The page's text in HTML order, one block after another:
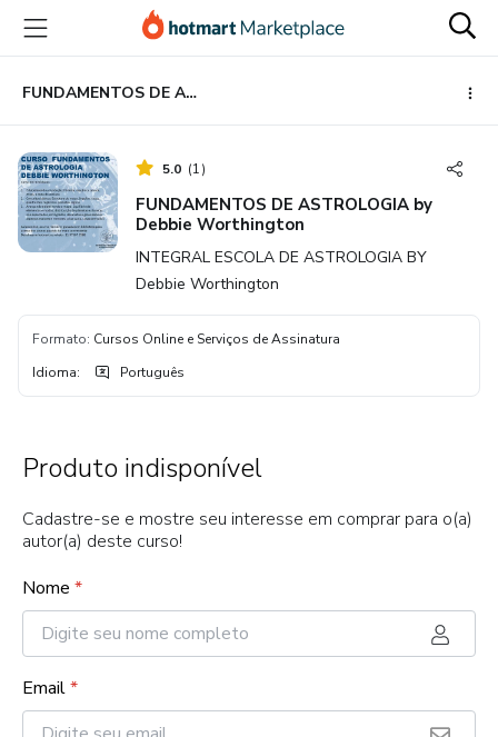
para
conteúdo
principal
para
pagamento
para
rodapé
FUNDAMENTOS DE ASTROLOGIA by Debbie Worthington
5.0 (1)
FUNDAMENTOS DE ASTROLOGIA by
Debbie Worthington
INTEGRAL ESCOLA DE ASTROLOGIA BY
Debbie Worthington
Formato: Cursos Online e Serviços de Assinatura
Idioma: Português
Produto indisponível
Cadastre-se e mostre seu interesse em comprar para o(a)
autor(a) deste curso!
Nome *
Email*